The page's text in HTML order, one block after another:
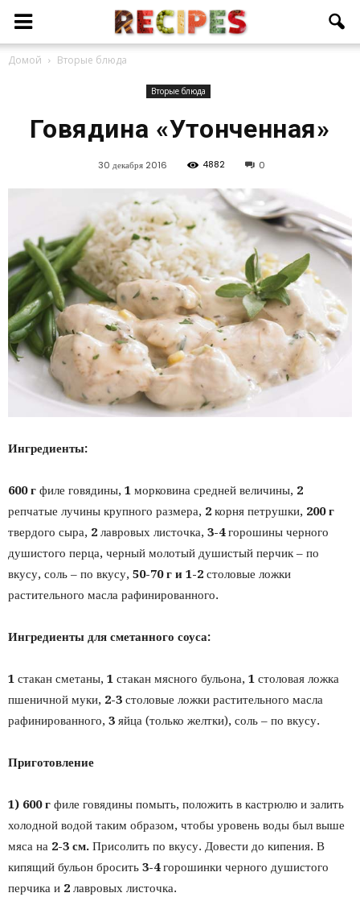
Домой Вторые блюда
Вторые блюда
Говядина «Утонченная»
30 декабря 2016 4882 0
Ингредиенты:
600 г филе говядины, 1 морковина средней величины, 2
репчатые лучины крупного размера, 2 корня петрушки, 200 г
твердого сыра, 2 лавровых листочка, 3-4горошины черного
душистого перца, черный молотый душистый перчик – по
вкусу, соль – по вкусу, 50-70 г и 1-2 столовые ложки
растительного масла рафинированного.
Ингредиенты для сметанного соуса:
1 стакан сметаны, 1 стакан мясного бульона, 1 столовая ложка
пшеничной муки, 2-3 столовые ложки растительного масла
рафинированного, 3 яйца (только желтки), соль – по вкусу.
Приготовление
1) 600 г филе говядины помыть, положить в кастрюлю и залить
холодной водой таким образом, чтобы уровень воды был выше
мяса на 2-3 см. Присолить по вкусу. Довести до кипения. В
кипящий бульон бросить 3-4горошинки черного душистого
перчика и 2 лавровых листочка.